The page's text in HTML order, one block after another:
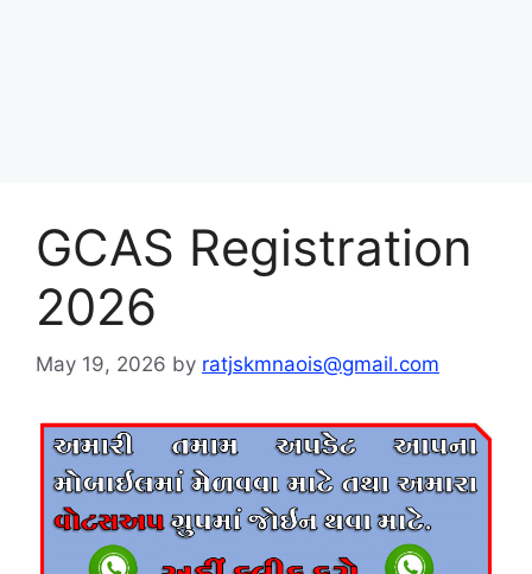
GCAS Registration
2026
May 19, 2026 by ratjskmnaois@gmail.com